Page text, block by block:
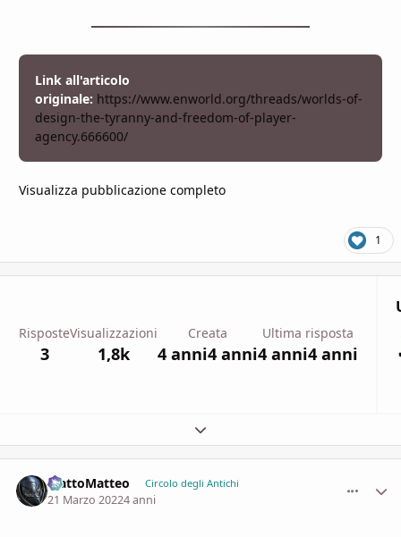
Link all'articolo
originale: https://www.enworld.org/threads/worlds-of-
design-the-tyranny-and-freedom-of-player-
agency.666600/
Visualizza pubblicazione completo
1
Risposte
3
Visualizzazioni
1,8k
Creata
4 anni4 anni
Ultima risposta
4 anni4 anni
Espandi panoramica del topic
MattoMatteo Circolo degli Antichi
21 Marzo 20224 anni